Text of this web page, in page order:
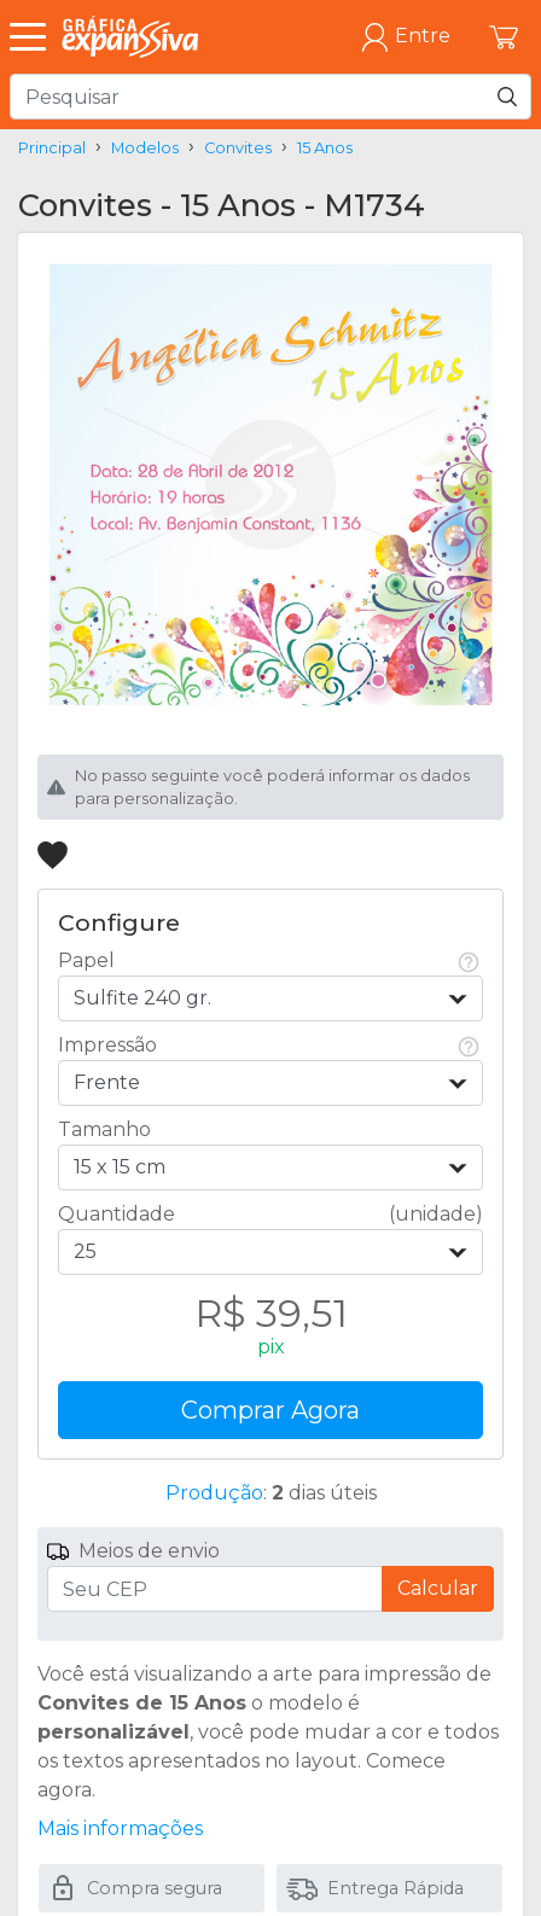
Entre
Principal Modelos Convites 15 Anos
Convites - 15 Anos - M1734
No passo seguinte você poderá informar os dados
para personalização.
Configure
Papel
Sulfite 240 gr.
Impressão
Frente
Tamanho
15 x 15 cm
Quantidade
(unidade)
25
R$ 39,51
pix
Comprar Agora
Produção: 2 dias úteis
Meios de envio
Calcular
Você está visualizando a arte para impressão de
Convites de 15 Anos o modelo é
personalizável , você pode mudar a cor e todos
os textos apresentados no layout. Comece
agora.
Mais informações
Compra segura Entrega Rápida